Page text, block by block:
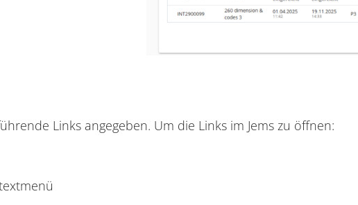
Links angegeben. Um die Links im Jems zu öffnen: